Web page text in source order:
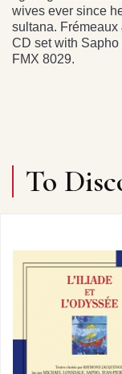
wives ever since
sultana.
CD set with Sapho
FMX 8029.
To